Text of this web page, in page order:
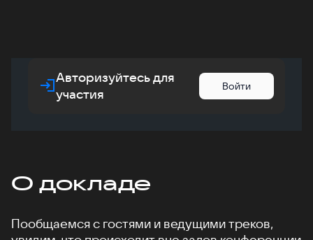
Авторизуйтесь для
участия
Войти
О докладе
Пообщаемся с гостями и ведущими треков,